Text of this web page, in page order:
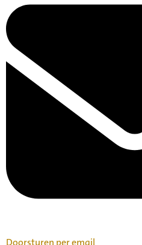
Doorsturen per email